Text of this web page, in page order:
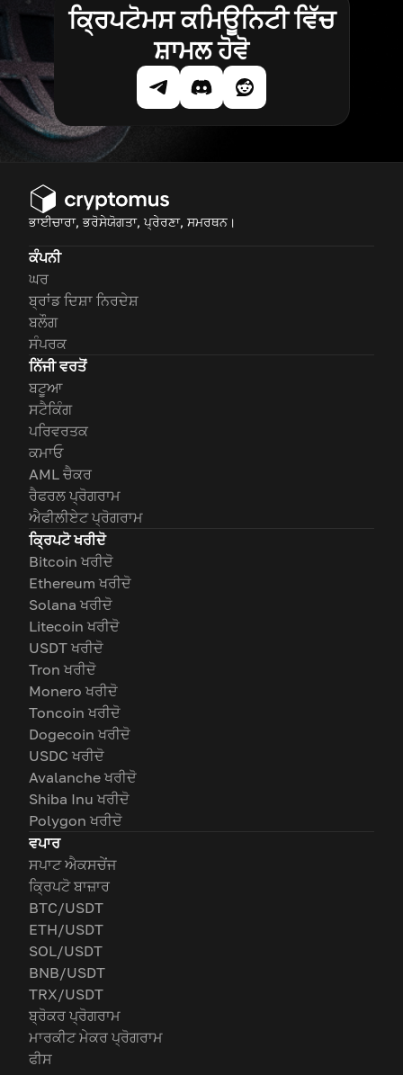
ਕ੍ਰਿਪਟੋਮਸ ਕਮਿਊਨਿਟੀ ਵਿੱਚ
ਸ਼ਾਮਲ ਹੋਵੋ
ਭਾਈਚਾਰਾ, ਭਰੋਸੇਯੋਗਤਾ, ਪ੍ਰੇਰਣਾ, ਸਮਰਥਨ।
ਕੰਪਨੀ
ਘਰ
ਬ੍ਰਾਂਡ ਦਿਸ਼ਾ ਨਿਰਦੇਸ਼
ਬਲੌਗ
ਸੰਪਰਕ
ਨਿੱਜੀ ਵਰਤੋਂ
ਬਟੂਆ
ਸਟੈਕਿੰਗ
ਪਰਿਵਰਤਕ
ਕਮਾਓ
AML ਚੈਕਰ
ਰੈਫਰਲ ਪ੍ਰੋਗਰਾਮ
ਐਫੀਲੀਏਟ ਪ੍ਰੋਗਰਾਮ
ਕ੍ਰਿਪਟੋ ਖਰੀਦੋ
Bitcoin ਖਰੀਦੋ
Ethereum ਖਰੀਦੋ
Solana ਖਰੀਦੋ
Litecoin ਖਰੀਦੋ
USDT ਖਰੀਦੋ
Tron ਖਰੀਦੋ
Monero ਖਰੀਦੋ
Toncoin ਖਰੀਦੋ
Dogecoin ਖਰੀਦੋ
USDC ਖਰੀਦੋ
Avalanche ਖਰੀਦੋ
Shiba Inu ਖਰੀਦੋ
Polygon ਖਰੀਦੋ
ਵਪਾਰ
ਸਪਾਟ ਐਕਸਚੇਂਜ
ਕ੍ਰਿਪਟੋ ਬਾਜ਼ਾਰ
BTC/USDT
ETH/USDT
SOL/USDT
BNB/USDT
TRX/USDT
ਬ੍ਰੋਕਰ ਪ੍ਰੋਗਰਾਮ
ਮਾਰਕੀਟ ਮੇਕਰ ਪ੍ਰੋਗਰਾਮ
ਫੀਸ